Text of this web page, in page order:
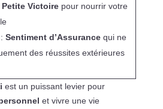
Petite Victoirepour nourrir votre
Sentiment d’Assurancequi ne
des réussites extérieures
est un puissant levier pour
et vivre une vie